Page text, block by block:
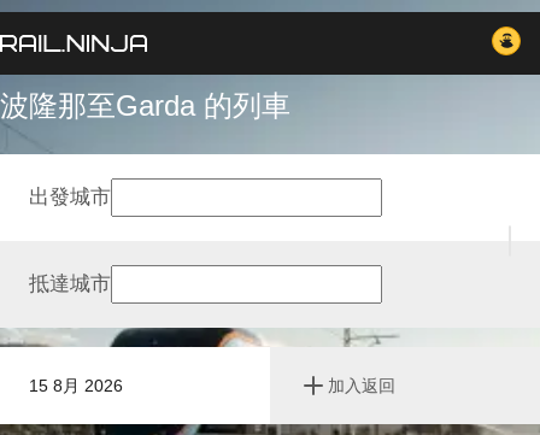
波隆那至Garda 的列車
15 8月 2026 加入返回
出發城市
抵達城市